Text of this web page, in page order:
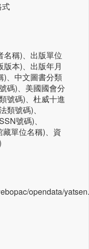
名稱)、出版單位
版本)、出版年月
)、中文圖書分類
碼)、美國國會分
號碼)、杜威十進
類號碼)、
號碼)、
單位名稱)、資
opendata/